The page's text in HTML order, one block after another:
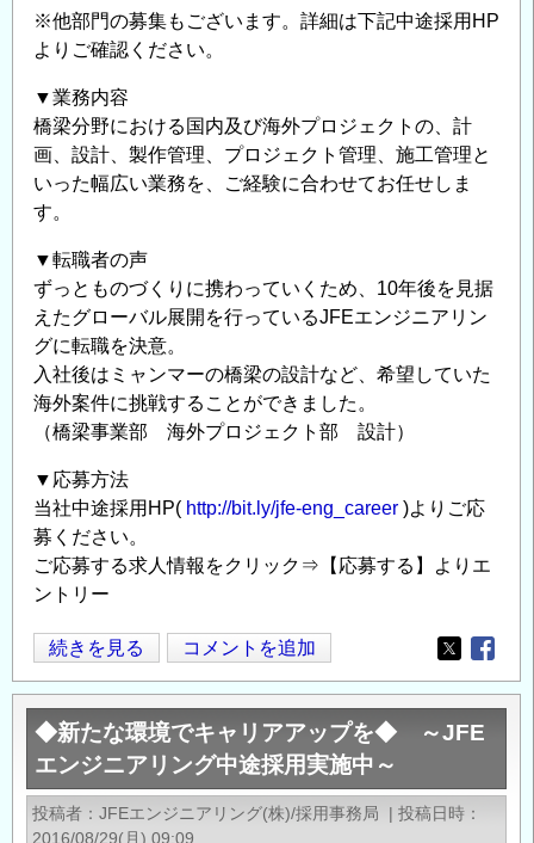
※他部門の募集もございます。詳細は下記中途採用HP
よりご確認ください。
▼業務内容
橋梁分野における国内及び海外プロジェクトの、計
画、設計、製作管理、プロジェクト管理、施工管理と
いった幅広い業務を、ご経験に合わせてお任せしま
す。
▼転職者の声
ずっとものづくりに携わっていくため、10年後を見据
えたグローバル展開を行っているJFEエンジニアリン
グに転職を決意。
入社後はミャンマーの橋梁の設計など、希望していた
海外案件に挑戦することができました。
（橋梁事業部 海外プロジェクト部 設計）
▼応募方法
当社中途採用HP( http://bit.ly/jfe-eng_career )よりご応
募ください。
ご応募する求人情報をクリック⇒【応募する】よりエ
ントリー
JFE
エ
ン
ジ
ニ
ア
リ
続きを見る コメントを追加
Opens in
◆新たな環境でキャリアアップを◆ ～JFE
エンジニアリング中途採用実施中～
投稿者 JFEエンジニアリング(株)/採用事務局 | 投稿日時
2016/08/29(月) 09:09